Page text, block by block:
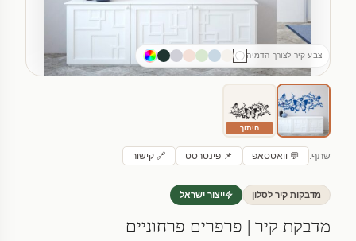
צבע קיר לצורך הדמיה
חיתוך
שתף: 💬 וואטסאפ 📌 פינטרסט 🔗 קישור
מדבקות קיר לסלון ייצור ישראל
מדבקת קיר | פרפרים פרחוניים